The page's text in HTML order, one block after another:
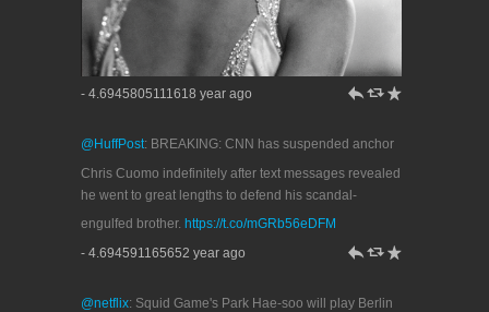
- 4.6945805111618 year ago h J R
@HuffPost: BREAKING: CNN has suspended anchor
Chris Cuomo indefinitely after text messages revealed
he went to great lengths to defend his scandal-
engulfed brother. https://t.co/mGRb56eDFM
- 4.694591165652 year ago
h J R
@netflix: Squid Game's Park Hae-soo will play Berlin